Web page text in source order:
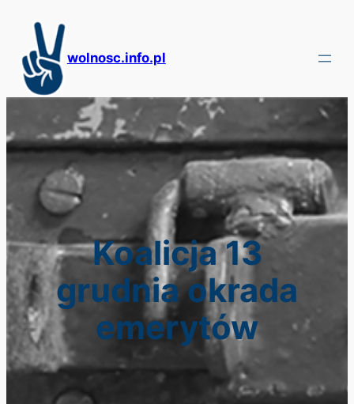
treści
wolnosc.info.pl
Koalicja 13
grudnia okrada
emerytów